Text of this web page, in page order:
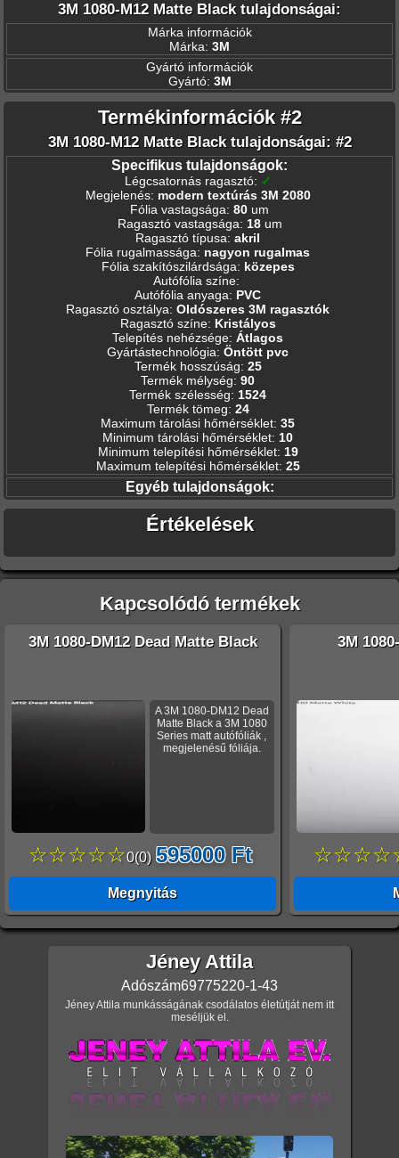
3M 1080-M12 Matte Black tulajdonságai:
Márka információk
Márka: 3M
Gyártó információk
Gyártó: 3M
Termékinformációk #2
3M 1080-M12 Matte Black tulajdonságai: #2
Specifikus tulajdonságok:
Légcsatornás ragasztó: ✓
Megjelenés: modern textúrás 3M 2080
Fólia vastagsága: 80 um
Ragasztó vastagsága: 18 um
Ragasztó típusa: akril
Fólia rugalmassága: nagyon rugalmas
Fólia szakítószilárdsága: közepes
Autófólia színe:
Autófólia anyaga: PVC
Ragasztó osztálya: Oldószeres 3M ragasztók
Ragasztó színe: Kristályos
Telepítés nehézsége: Átlagos
Gyártástechnológia: Öntött pvc
Termék hosszúság: 25
Termék mélység: 90
Termék szélesség: 1524
Termék tömeg: 24
Maximum tárolási hőmérséklet: 35
Minimum tárolási hőmérséklet: 10
Minimum telepítési hőmérséklet: 19
Maximum telepítési hőmérséklet: 25
Egyéb tulajdonságok:
Értékelések
Kapcsolódó termékek
3M 1080-DM12 Dead Matte Black
A 3M 1080-DM12 Dead
Matte Black a 3M 1080
Series matt autófóliák ,
megjelenésű fóliája.
☆☆☆☆☆0(0) 595000 Ft
Megnyitás
3M
Jéney Attila
Adószám69775220-1-43
Jéney Attila munkásságának csodálatos életútját nem itt
meséljük el.